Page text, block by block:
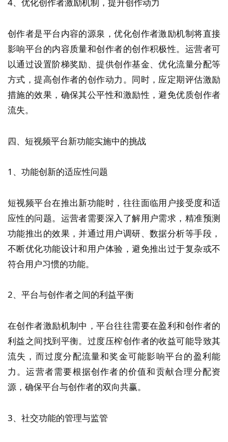
4、优化创作者激励机制，提升创作动力
创作者是平台内容的源泉，优化创作者激励机制将直接
影响平台的内容质量和创作者的创作积极性。运营者可
以通过设置阶梯奖励、提供创作基金、优化流量分配等
方式，提高创作者的创作动力。同时，应定期评估激励
措施的效果，确保其公平性和激励性，避免优质创作者
流失。
四、短视频平台新功能实施中的挑战
1、功能创新的适应性问题
短视频平台在推出新功能时，往往面临用户接受度和适
应性的问题。运营者需要深入了解用户需求，精准预测
功能推出的效果，并通过用户调研、数据分析等手段，
不断优化功能设计和用户体验，避免推出过于复杂或不
符合用户习惯的功能。
2、平台与创作者之间的利益平衡
在创作者激励机制中，平台往往需要在盈利和创作者的
利益之间找到平衡。过度压榨创作者的收益可能导致其
流失，而过度分配流量和奖金可能影响平台的盈利能
力。运营者需要根据创作者的价值和贡献合理分配资
源，确保平台与创作者的双向共赢。
3、社交功能的管理与监管